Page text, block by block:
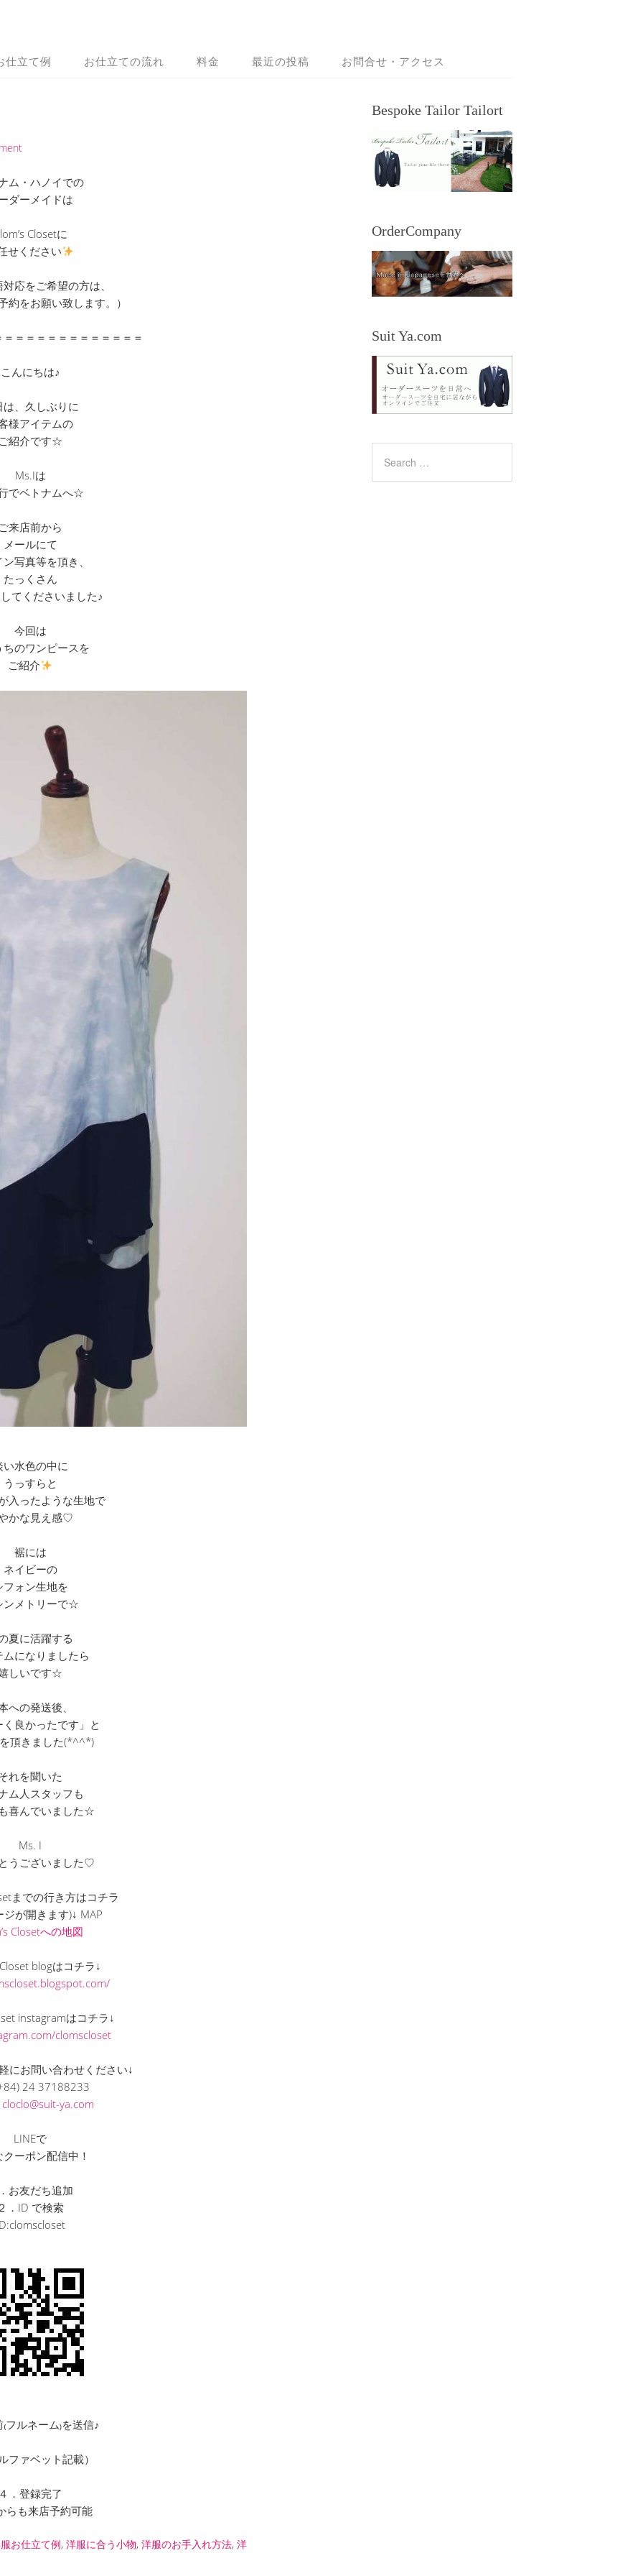
仕立て例 お仕立ての流れ 料金 最近の投稿 お問合せ・アクセス
ム・ハノイでの
ダーメイドは
Closetに
せください
応をご希望の方は、
約をお願い致します。）
＝＝＝＝＝＝＝＝＝＝＝＝
こんにちは♪
は、久しぶりに
様アイテムの
紹介です☆
Ms.Iは
でベトナムへ☆
来店前から
メールにて
写真等を頂き、
たっくさん
てくださいました♪
今回は
ちのワンピースを
ご紹介
い水色の中に
うっすらと
入ったような生地で
かな見え感♡
裾には
ネイビーの
フォン生地を
ンメトリーで☆
夏に活躍する
ムになりましたら
しいです☆
への発送後、
良かったです」と
頂きました(*^^*)
れを聞いた
ム人スタッフも
喜んでいました☆
Ms. I
うございました♡
までの行き方はコチラ
ジが開きます)↓ MAP
Closetへの地図
blogはコチラ↓
instagramはコチラ↓
clomscloset
にお問い合わせください↓
24 37188233
cloclo@suit-ya.com
LINEで
ーポン配信中！
お友だち追加
．ID で検索
フルネーム₎を送信♪
ファベット記載）
．登録完了
らも来店予約可能
お仕立て例, 洋服に合う小物, 洋服のお手入れ方法, 洋
Bespoke Tailor Tailort
OrderCompany
Suit Ya.com